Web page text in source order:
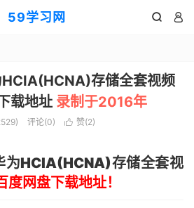
59学习网  
存储全套视频
载地址 录制于2016年
评论(0)  赞(2)
为HCIA(HCNA)存储全套视
度网盘下载地址！